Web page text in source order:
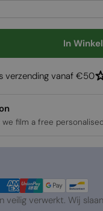
Hout
Voor
In
verzending vanaf €50
film a free
veilig verwerkt. Wij